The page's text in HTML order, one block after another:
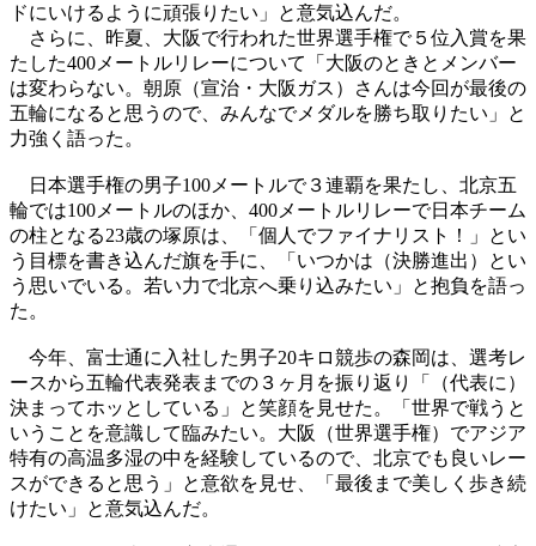
ドにいけるように頑張りたい」と意気込んだ。
さらに、昨夏、大阪で行われた世界選手権で５位入賞を果
たした400メートルリレーについて「大阪のときとメンバー
は変わらない。朝原（宣治・大阪ガス）さんは今回が最後の
五輪になると思うので、みんなでメダルを勝ち取りたい」と
力強く語った。
日本選手権の男子100メートルで３連覇を果たし、北京五
輪では100メートルのほか、400メートルリレーで日本チーム
の柱となる23歳の塚原は、「個人でファイナリスト！」とい
う目標を書き込んだ旗を手に、「いつかは（決勝進出）とい
う思いでいる。若い力で北京へ乗り込みたい」と抱負を語っ
た。
今年、富士通に入社した男子20キロ競歩の森岡は、選考レ
ースから五輪代表発表までの３ヶ月を振り返り「（代表に）
決まってホッとしている」と笑顔を見せた。「世界で戦うと
いうことを意識して臨みたい。大阪（世界選手権）でアジア
特有の高温多湿の中を経験しているので、北京でも良いレー
スができると思う」と意欲を見せ、「最後まで美しく歩き続
けたい」と意気込んだ。